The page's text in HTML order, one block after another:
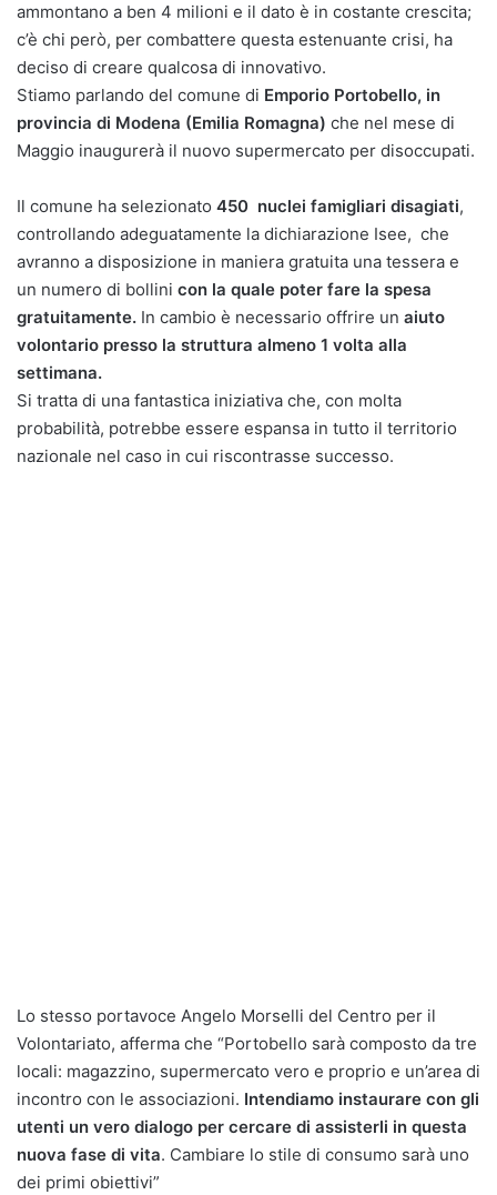
ammontano a ben 4 milioni e il dato è in costante crescita;
c’è chi però, per combattere questa estenuante crisi, ha
deciso di creare qualcosa di innovativo.
Stiamo parlando del comune di Emporio Portobello, in
provincia di Modena (Emilia Romagna) che nel mese di
Maggio inaugurerà il nuovo supermercato per disoccupati.
Il comune ha selezionato 450 nuclei famigliari disagiati,
controllando adeguatamente la dichiarazione Isee, che
avranno a disposizione in maniera gratuita una tessera e
un numero di bollini con la quale poter fare la spesa
gratuitamente. In cambio è necessario offrire un aiuto
volontario presso la struttura almeno 1 volta alla
settimana.
Si tratta di una fantastica iniziativa che, con molta
probabilità, potrebbe essere espansa in tutto il territorio
nazionale nel caso in cui riscontrasse successo.
Lo stesso portavoce Angelo Morselli del Centro per il
Volontariato, afferma che “Portobello sarà composto da tre
locali: magazzino, supermercato vero e proprio e un’area di
incontro con le associazioni. Intendiamo instaurare con gli
utenti un vero dialogo per cercare di assisterli in questa
nuova fase di vita. Cambiare lo stile di consumo sarà uno
dei primi obiettivi”